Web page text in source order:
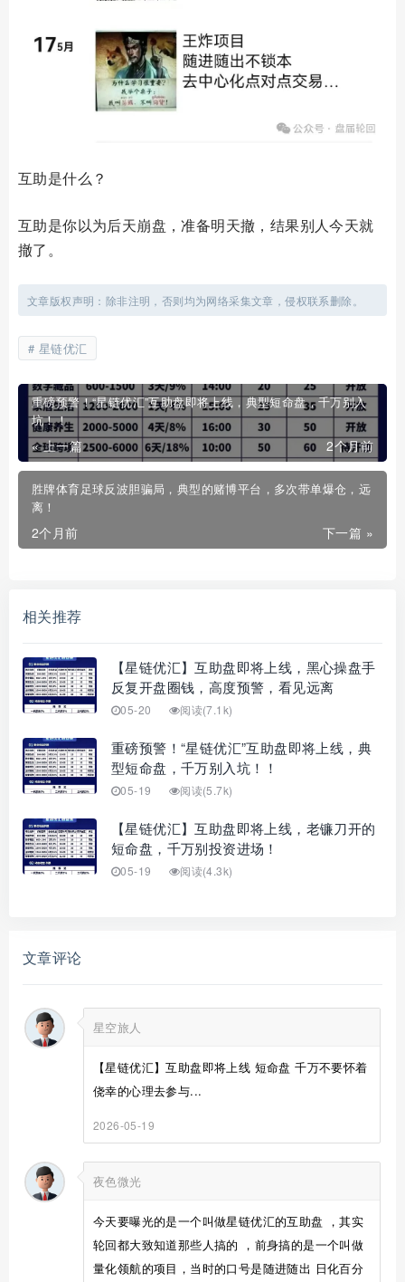
互助是什么？
互助是你以为后天崩盘，准备明天撤，结果别人今天就
撤了。
文章版权声明：除非注明，否则均为网络采集文章，侵权联系删除。
星链优汇
重磅预警！“星链优汇”互助盘即将上线，典型短命盘，千万别入
坑！！
« 上一篇 2个月前
胜牌体育足球反波胆骗局，典型的赌博平台，多次带单爆仓，远
离！
下一篇 »
2个月前
相关推荐
【星链优汇】互助盘即将上线，黑心操盘手
反复开盘圈钱，高度预警，看见远离
05-20 阅读(7.1k)
重磅预警！“星链优汇”互助盘即将上线，典
型短命盘，千万别入坑！！
05-19 阅读(5.7k)
【星链优汇】互助盘即将上线，老镰刀开的
短命盘，千万别投资进场！
05-19 阅读(4.3k)
文章评论
星空旅人
【星链优汇】互助盘即将上线 短命盘 千万不要怀着
侥幸的心理去参与...
2026-05-19
夜色微光
今天要曝光的是一个叫做星链优汇的互助盘 ，其实
轮回都大致知道那些人搞的 ，前身搞的是一个叫做
量化领航的项目，当时的口号是随进随出 日化百分